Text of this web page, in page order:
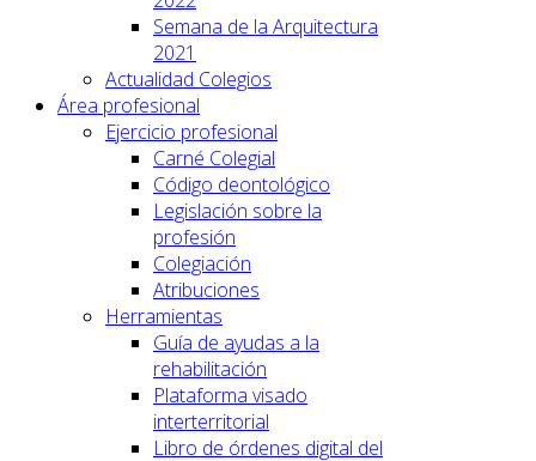
Semana de la Arquitectura
2021
Actualidad Colegios
Área profesional
Ejercicio profesional
Carné Colegial
Código deontológico
Legislación sobre la
profesión
Colegiación
Atribuciones
Herramientas
Guía de ayudas a la
rehabilitación
Plataforma visado
interterritorial
Libro de órdenes digital del